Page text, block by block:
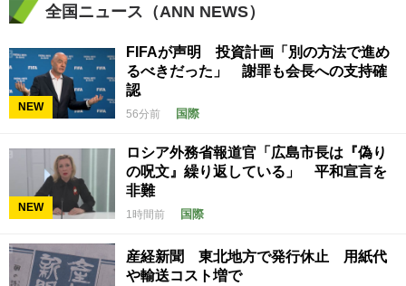
全国ニュース（ANN NEWS）
NEW
FIFAが声明 投資計画「別の方法で進め
るべきだった」 謝罪も会長への支持確
認
56分前 国際
NEW
ロシア外務省報道官「広島市長は『偽り
の呪文』繰り返している」 平和宣言を
非難
1時間前 国際
産経新聞 東北地方で発行休止 用紙代
や輸送コスト増で